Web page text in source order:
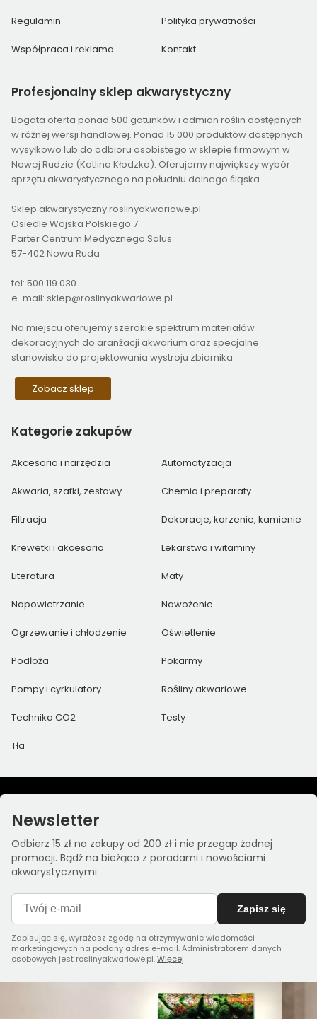
Regulamin Polityka prywatności
Współpraca i reklama Kontakt
Profesjonalny sklep akwarystyczny
Bogata oferta ponad 500 gatunków i odmian roślin dostępnych
w różnej wersji handlowej. Ponad 15 000 produktów dostępnych
wysyłkowo lub do odbioru osobistego w sklepie firmowym w
Nowej Rudzie (Kotlina Kłodzka). Oferujemy największy wybór
sprzętu akwarystycznego na południu dolnego śląska.
Sklep akwarystyczny roslinyakwariowe.pl
Osiedle Wojska Polskiego 7
Parter Centrum Medycznego Salus
57-402 Nowa Ruda
tel: 500 119 030
e-mail: sklep@roslinyakwariowe.pl
Na miejscu oferujemy szerokie spektrum materiałów
dekoracyjnych do aranżacji akwarium oraz specjalne
stanowisko do projektowania wystroju zbiornika.
Zobacz sklep
Kategorie zakupów
Akcesoria i narzędzia Automatyzacja
Akwaria, szafki, zestawy Chemia i preparaty
Filtracja Dekoracje, korzenie, kamienie
Krewetki i akcesoria Lekarstwa i witaminy
Literatura Maty
Napowietrzanie Nawożenie
Ogrzewanie i chłodzenie Oświetlenie
Podłoża Pokarmy
Pompy i cyrkulatory Rośliny akwariowe
Technika CO2 Testy
Tła
Newsletter
Odbierz 15 zł na zakupy od 200 zł i nie przegap żadnej
promocji. Bądź na bieżąco z poradami i nowościami
akwarystycznymi.
Zapisz się
Zapisując się, wyrażasz zgodę na otrzymywanie wiadomości
marketingowych na podany adres e-mail. Administratorem danych
osobowych jest roslinyakwariowe.pl.Więcej